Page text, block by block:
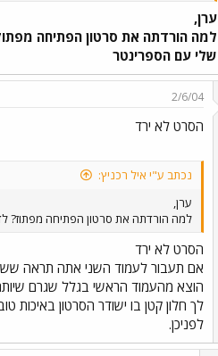
ערן,
למה הורדתה את סרטון הפתיחה
שלי עם הספרינטר
2/6/04
הסרט לא ירד
נכתב ע"י איל רכניץ:
ערן,
למה הורדתה את סרטון הפתיחה מפתוז?
הסרט לא ירד
אם תעבור לעמוד השני אתה תראה
הוצא מהעמוד הראשי בגלל שגרם
לך חלון קטן בו ישודר הסרטון באיכות
לפניכן.